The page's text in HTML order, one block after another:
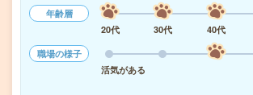
年齢層
20代
30代 40代
職場の様子
活気がある